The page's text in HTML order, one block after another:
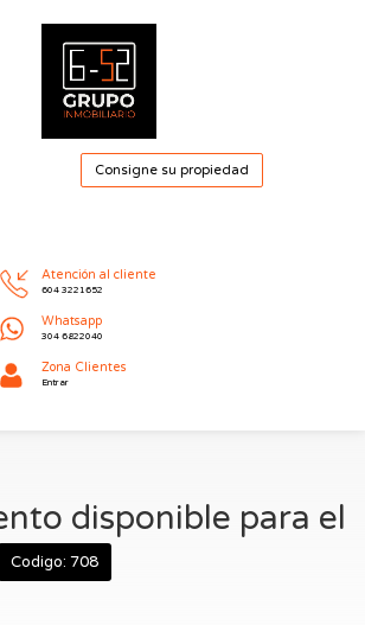
Zona Clientes
disponible para el
Codigo: 708